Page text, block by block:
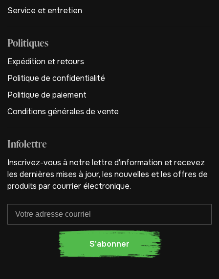
Service et entretien
Politiques
Expédition et retours
Politique de confidentialité
Politique de paiement
Conditions générales de vente
Infolettre
Inscrivez-vous à notre lettre d'information et recevez
les dernières mises à jour, les nouvelles et les offres de
produits par courrier électronique.
S'abonner